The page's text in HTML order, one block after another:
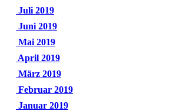
Juli 2019
Juni 2019
Mai 2019
April 2019
März 2019
Februar 2019
Januar 2019